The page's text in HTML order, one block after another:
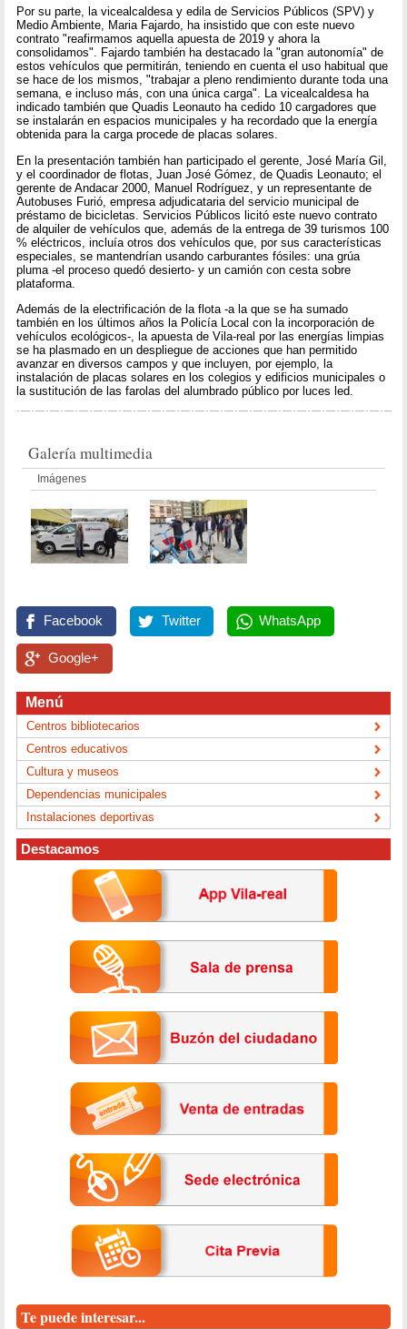
Por su parte, la vicealcaldesa y edila de Servicios Públicos (SPV) y
Medio Ambiente, Maria Fajardo, ha insistido que con este nuevo
contrato "reafirmamos aquella apuesta de 2019 y ahora la
consolidamos". Fajardo también ha destacado la "gran autonomía" de
estos vehículos que permitirán, teniendo en cuenta el uso habitual que
se hace de los mismos, "trabajar a pleno rendimiento durante toda una
semana, e incluso más, con una única carga". La vicealcaldesa ha
indicado también que Quadis Leonauto ha cedido 10 cargadores que
se instalarán en espacios municipales y ha recordado que la energía
obtenida para la carga procede de placas solares.
En la presentación también han participado el gerente, José María Gil,
y el coordinador de flotas, Juan José Gómez, de Quadis Leonauto; el
gerente de Andacar 2000, Manuel Rodríguez, y un representante de
Autobuses Furió, empresa adjudicataria del servicio municipal de
préstamo de bicicletas. Servicios Públicos licitó este nuevo contrato
de alquiler de vehículos que, además de la entrega de 39 turismos 100
% eléctricos, incluía otros dos vehículos que, por sus características
especiales, se mantendrían usando carburantes fósiles: una grúa
pluma -el proceso quedó desierto- y un camión con cesta sobre
plataforma.
Además de la electrificación de la flota -a la que se ha sumado
también en los últimos años la Policía Local con la incorporación de
vehículos ecológicos-, la apuesta de Vila-real por las energías limpias
se ha plasmado en un despliegue de acciones que han permitido
avanzar en diversos campos y que incluyen, por ejemplo, la
instalación de placas solares en los colegios y edificios municipales o
la sustitución de las farolas del alumbrado público por luces led.
Galería multimedia
Imágenes
Facebook Twitter WhatsApp
Google+
Menú
Centros bibliotecarios
Centros educativos
Cultura y museos
Dependencias municipales
Instalaciones deportivas
Destacamos
Te puede interesar...